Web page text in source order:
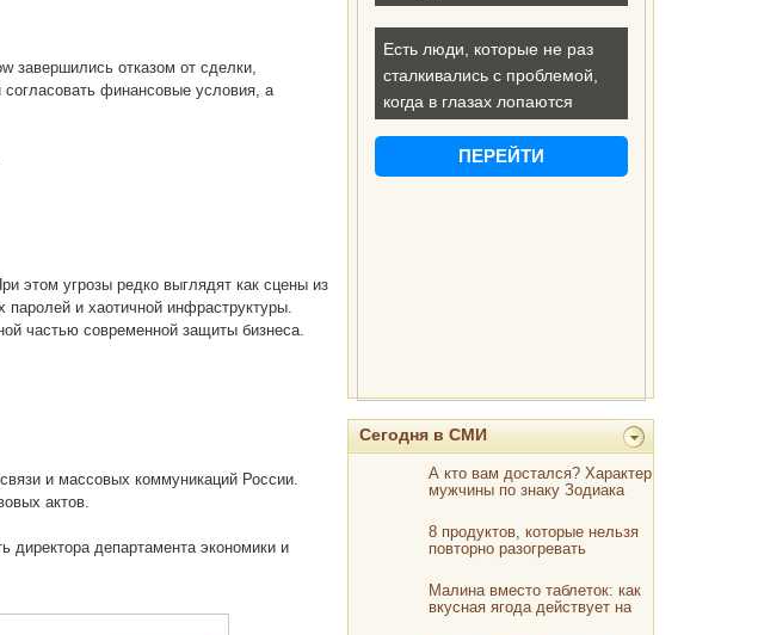
завершились отказом от сделки,
финансовые условия, а
этом угрозы редко выглядят как сцены из
и хаотичной инфраструктуры.
частью современной защиты бизнеса.
и массовых коммуникаций России.
актов.
департамента экономики и
Сегодня в СМИ
А кто вам достался? Характер
мужчины по знаку Зодиака
8 продуктов, которые нельзя
повторно разогревать
Малина вместо таблеток: как
вкусная ягода действует на